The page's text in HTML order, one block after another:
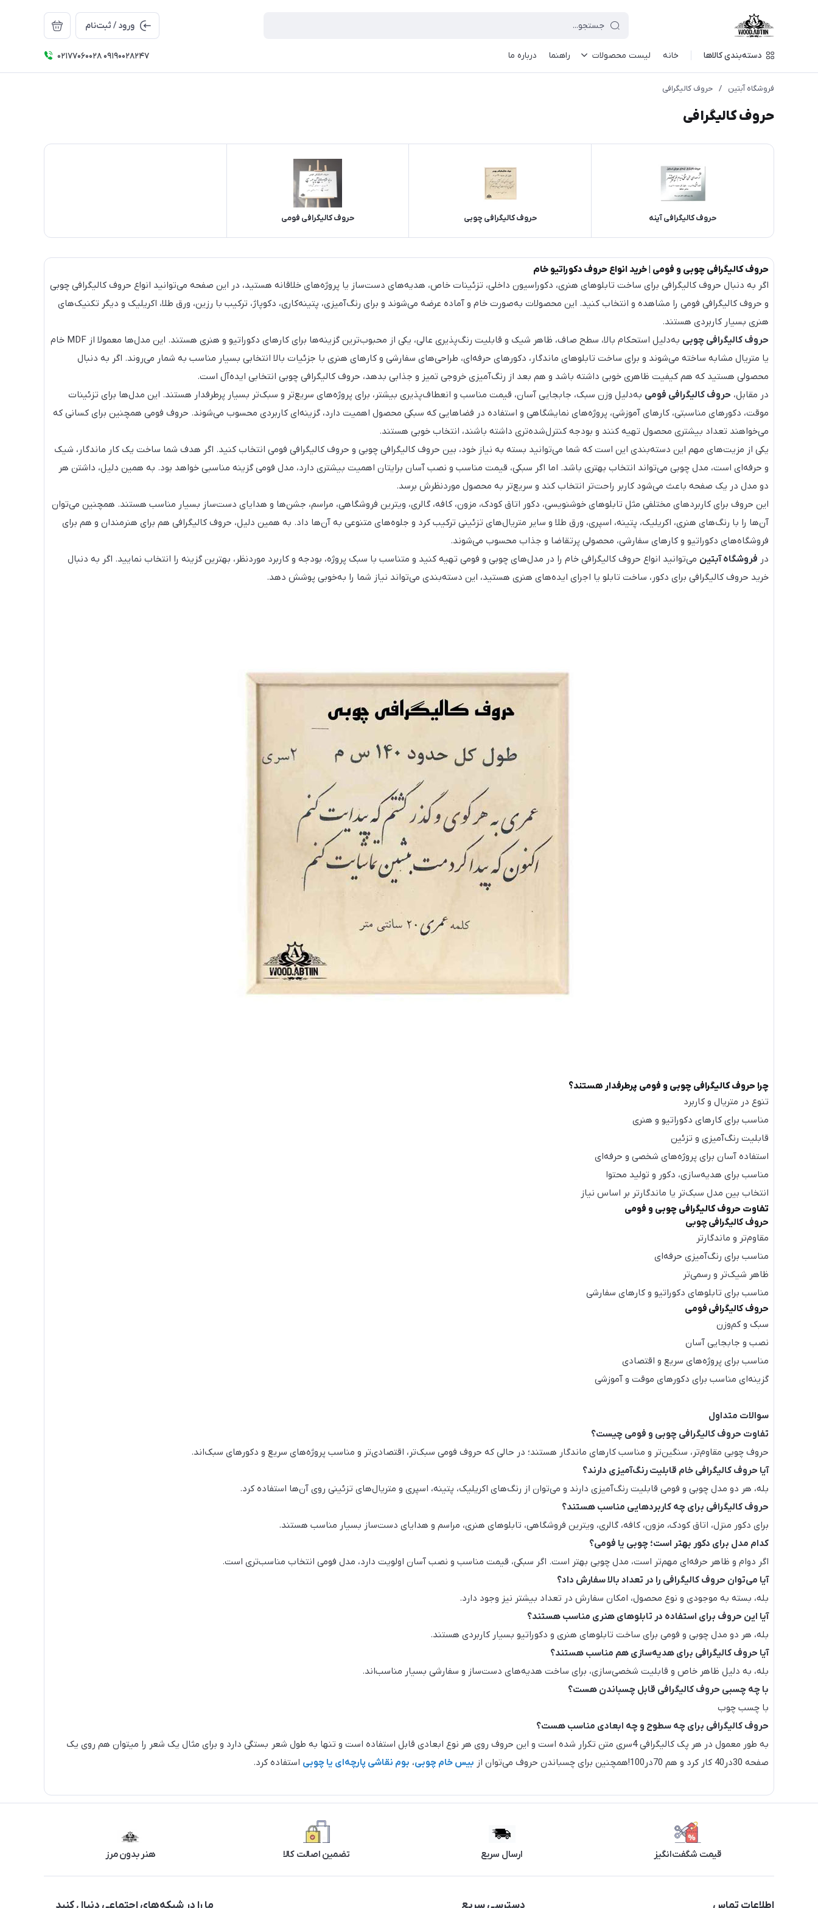
ورود / ثبت‌نام
دسته‌بندی کالاها خانه لیست محصولات راهنما درباره ما ۰۲۱۷۷۰۶۰۰۲۸ ۰۹۱۹۰۰۲۸۲۴۷
فروشگاه آبتین / حروف کالیگرافی
حروف کالیگرافی
حروف كاليگرافی آينه حروف کالیگرافی چوبی حروف کالیگرافی فومی
حروف کالیگرافی چوبی و فومی | خرید انواع حروف دکوراتیو خام
اگر به دنبال حروف کالیگرافی برای ساخت تابلوهای هنری، دکوراسیون داخلی، تزئینات خاص، هدیه‌های دست‌ساز یا پروژه‌های خلاقانه هستید، در این صفحه می‌توانید انواع حروف کالیگرافی چوبی
و حروف کالیگرافی فومی را مشاهده و انتخاب کنید. این محصولات به‌صورت خام و آماده عرضه می‌شوند و برای رنگ‌آمیزی، پتینه‌کاری، دکوپاژ، ترکیب با رزین، ورق طلا، اکریلیک و دیگر تکنیک‌های
هنری بسیار کاربردی هستند.
حروف کالیگرافی چوبی
به‌دلیل استحکام بالا، سطح صاف، ظاهر شیک و قابلیت رنگ‌پذیری عالی، یکی از محبوب‌ترین گزینه‌ها برای کارهای دکوراتیو و هنری هستند. این مدل‌ها معمولا از MDF خام
یا متریال مشابه ساخته می‌شوند و برای ساخت تابلوهای ماندگار، دکورهای حرفه‌ای، طراحی‌های سفارشی و کارهای هنری با جزئیات بالا انتخابی بسیار مناسب به شمار می‌روند. اگر به دنبال
محصولی هستید که هم کیفیت ظاهری خوبی داشته باشد و هم بعد از رنگ‌آمیزی خروجی تمیز و جذابی بدهد، حروف کالیگرافی چوبی انتخابی ایده‌آل است.
در مقابل، حروف کالیگرافی فومی به‌دلیل وزن سبک، جابجایی آسان، قیمت مناسب و انعطاف‌پذیری بیشتر، برای پروژه‌های سریع‌تر و سبک‌تر بسیار پرطرفدار هستند. این مدل‌ها برای تزئینات
موقت، دکورهای مناسبتی، کارهای آموزشی، پروژه‌های نمایشگاهی و استفاده در فضاهایی که سبکی محصول اهمیت دارد، گزینه‌ای کاربردی محسوب می‌شوند. حروف فومی همچنین برای کسانی که
می‌خواهند تعداد بیشتری محصول تهیه کنند و بودجه کنترل‌شده‌تری داشته باشند، انتخاب خوبی هستند.
یکی از مزیت‌های مهم این دسته‌بندی این است که شما می‌توانید بسته به نیاز خود، بین حروف کالیگرافی چوبی و حروف کالیگرافی فومی انتخاب کنید. اگر هدف شما ساخت یک کار ماندگار، شیک
و حرفه‌ای است، مدل چوبی می‌تواند انتخاب بهتری باشد. اما اگر سبکی، قیمت مناسب و نصب آسان برایتان اهمیت بیشتری دارد، مدل فومی گزینه مناسبی خواهد بود. به همین دلیل، داشتن هر
دو مدل در یک صفحه باعث می‌شود کاربر راحت‌تر انتخاب کند و سریع‌تر به محصول موردنظرش برسد.
این حروف برای کاربردهای مختلفی مثل تابلوهای خوشنویسی، دکور اتاق کودک، مزون، کافه، گالری، ویترین فروشگاهی، مراسم، جشن‌ها و هدایای دست‌ساز بسیار مناسب هستند. همچنین می‌توان
آن‌ها را با رنگ‌های هنری، اکریلیک، پتینه، اسپری، ورق طلا و سایر متریال‌های تزئینی ترکیب کرد و جلوه‌های متنوعی به آن‌ها داد. به همین دلیل، حروف کالیگرافی هم برای هنرمندان و هم برای
فروشگاه‌های دکوراتیو و کارهای سفارشی، محصولی پرتقاضا و جذاب محسوب می‌شوند.
در فروشگاه آبتین می‌توانید انواع حروف کالیگرافی خام را در مدل‌های چوبی و فومی تهیه کنید و متناسب با سبک پروژه، بودجه و کاربرد موردنظر، بهترین گزینه را انتخاب نمایید. اگر به دنبال
خرید حروف کالیگرافی برای دکور، ساخت تابلو یا اجرای ایده‌های هنری هستید، این دسته‌بندی می‌تواند نیاز شما را به‌خوبی پوشش دهد.
چرا حروف کالیگرافی چوبی و فومی پرطرفدار هستند؟
تنوع در متریال و کاربرد
مناسب برای کارهای دکوراتیو و هنری
قابلیت رنگ‌آمیزی و تزئین
استفاده آسان برای پروژه‌های شخصی و حرفه‌ای
مناسب برای هدیه‌سازی، دکور و تولید محتوا
انتخاب بین مدل سبک‌تر یا ماندگارتر بر اساس نیاز
تفاوت حروف کالیگرافی چوبی و فومی
حروف کالیگرافی چوبی
مقاوم‌تر و ماندگارتر
مناسب برای رنگ‌آمیزی حرفه‌ای
ظاهر شیک‌تر و رسمی‌تر
مناسب برای تابلوهای دکوراتیو و کارهای سفارشی
حروف کالیگرافی فومی
سبک و کم‌وزن
نصب و جابجایی آسان
مناسب برای پروژه‌های سریع و اقتصادی
گزینه‌ای مناسب برای دکورهای موقت و آموزشی
سوالات متداول
تفاوت حروف کالیگرافی چوبی و فومی چیست؟
حروف چوبی مقاوم‌تر، سنگین‌تر و مناسب کارهای ماندگار هستند؛ در حالی که حروف فومی سبک‌تر، اقتصادی‌تر و مناسب پروژه‌های سریع و دکورهای سبک‌اند.
آیا حروف کالیگرافی خام قابلیت رنگ‌آمیزی دارند؟
بله، هر دو مدل چوبی و فومی قابلیت رنگ‌آمیزی دارند و می‌توان از رنگ‌های اکریلیک، پتینه، اسپری و متریال‌های تزئینی روی آن‌ها استفاده کرد.
حروف کالیگرافی برای چه کاربردهایی مناسب هستند؟
برای دکور منزل، اتاق کودک، مزون، کافه، گالری، ویترین فروشگاهی، تابلوهای هنری، مراسم و هدایای دست‌ساز بسیار مناسب هستند.
کدام مدل برای دکور بهتر است؛ چوبی یا فومی؟
اگر دوام و ظاهر حرفه‌ای مهم‌تر است، مدل چوبی بهتر است. اگر سبکی، قیمت مناسب و نصب آسان اولویت دارد، مدل فومی انتخاب مناسب‌تری است.
آیا می‌توان حروف کالیگرافی را در تعداد بالا سفارش داد؟
بله، بسته به موجودی و نوع محصول، امکان سفارش در تعداد بیشتر نیز وجود دارد.
آیا این حروف برای استفاده در تابلوهای هنری مناسب هستند؟
بله، هر دو مدل چوبی و فومی برای ساخت تابلوهای هنری و دکوراتیو بسیار کاربردی هستند.
آیا حروف کالیگرافی برای هدیه‌سازی هم مناسب هستند؟
بله، به دلیل ظاهر خاص و قابلیت شخصی‌سازی، برای ساخت هدیه‌های دست‌ساز و سفارشی بسیار مناسب‌اند.
با چه چسبی حروف کالیگرافی قابل چسباندن هست؟
با چسب چوب
حروف کالیگرافی برای چه سطوح و چه ابعادی مناسب هست؟
به طور معمول در هر پک کالیگرافی 4سری متن تکرار شده است و این حروف روی هر نوع ابعادی قابل استفاده است و تنها به طول شعر بستگی دارد و برای مثال یک شعر را میتوان هم روی یک
صفحه 30در40 کار کرد و هم 70در100!همچنین برای چسباندن حروف می‌توان از
بیس خام چوبی، بوم نقاشی پارچه‌ای یا چوبی استفاده کرد.
قیمت شگفت‌انگیز ارسال سریع تضمین اصالت کالا هنر بدون مرز